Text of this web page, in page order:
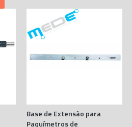
Base de Extensão para
Paquímetros de